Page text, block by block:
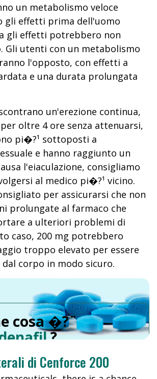
un metabolismo veloce
gli effetti prima dell'uomo
gli effetti potrebbero non
Gli utenti con un metabolismo
l'opposto, con effetti a
e una durata prolungata
un'erezione continua,
oltre 4 ore senza attenuarsi,
pi�?¹ sottoposti a
e hanno raggiunto un
l'eiaculazione, consigliamo
al medico pi�?¹ vicino.
per assicurarsi che non
prolungate al farmaco che
a ulteriori problemi di
caso, 200 mg potrebbero
troppo elevato per essere
corpo in modo sicuro.
cosa �?¨
?
di Cenforce 200